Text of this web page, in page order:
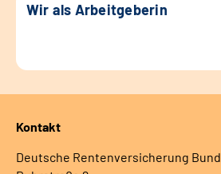
Wir als Arbeitgeberin
Kontakt
Deutsche Rentenversicherung Bund